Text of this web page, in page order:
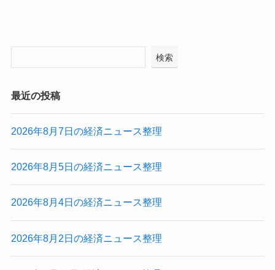
検索
最近の投稿
2026年8月7日の経済ニュース整理
2026年8月5日の経済ニュース整理
2026年8月4日の経済ニュース整理
2026年8月2日の経済ニュース整理